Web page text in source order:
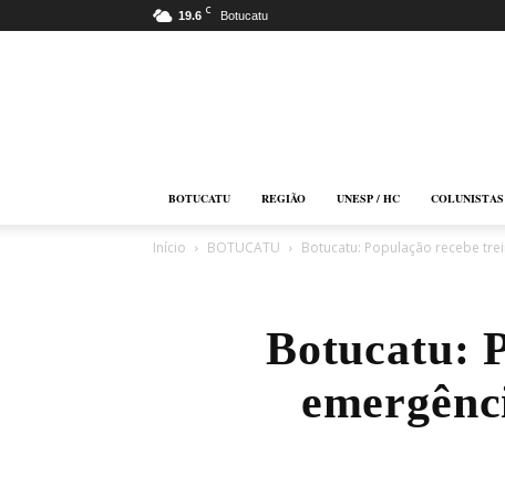
19.6 C Botucatu
BOTUCATU REGIÃO UNESP / HC COLUNISTAS
Início BOTUCATU Botucatu: População recebe
Botucatu: